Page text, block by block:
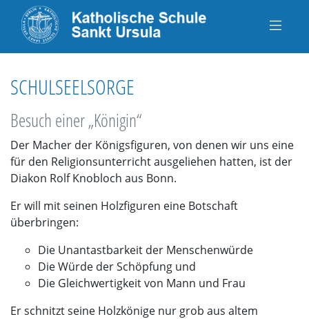
SCHULSEELSORGE
Besuch einer „Königin“
Der Macher der Königsfiguren, von denen wir uns eine
für den Religionsunterricht ausgeliehen hatten, ist der
Diakon Rolf Knobloch aus Bonn.
Er will mit seinen Holzfiguren eine Botschaft
überbringen:
Die Unantastbarkeit der Menschenwürde
Die Würde der Schöpfung und
Die Gleichwertigkeit von Mann und Frau
Er schnitzt seine Holzkönige nur grob aus altem